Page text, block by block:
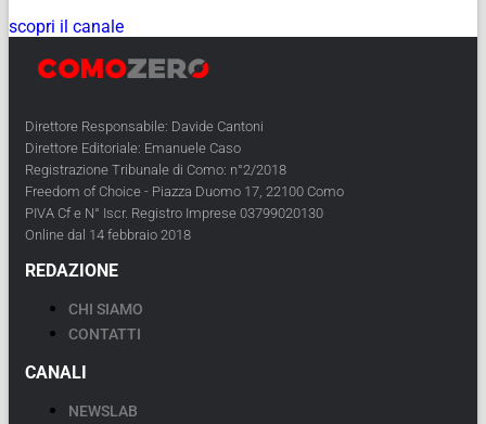
scopri il canale
Direttore Responsabile: Davide Cantoni
Direttore Editoriale: Emanuele Caso
Registrazione Tribunale di Como: n°2/2018
Freedom of Choice - Piazza Duomo 17, 22100 Como
PIVA Cf e N° Iscr. Registro Imprese 03799020130
Online dal 14 febbraio 2018
REDAZIONE
CHI SIAMO
CONTATTI
CANALI
NEWSLAB